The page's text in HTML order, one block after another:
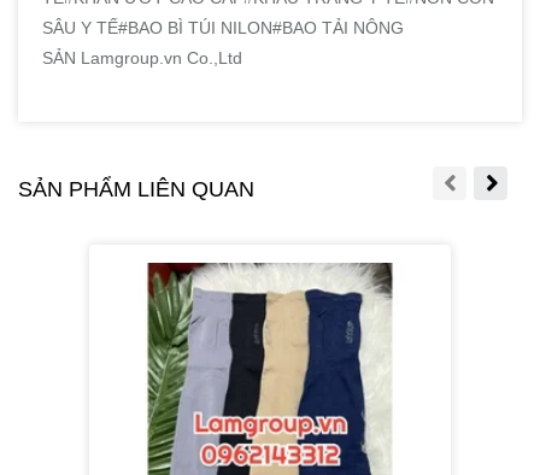
SÂU Y TẾ#BAO BÌ TÚI NILON#BAO TẢI NÔNG
SẢN Lamgroup.vn Co.,Ltd
SẢN PHẨM LIÊN QUAN